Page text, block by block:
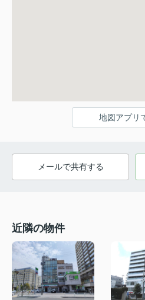
地図アプリ
メールで共有する
近隣の物件